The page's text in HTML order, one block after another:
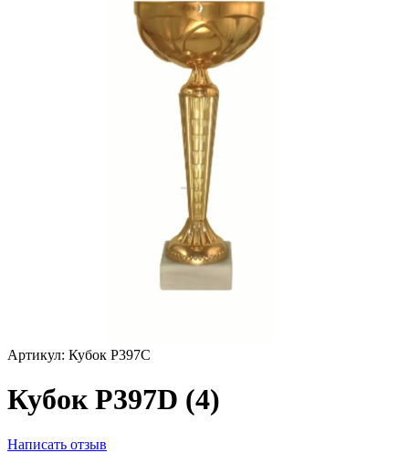
Артикул: Кубок P397C
Кубок P397D (4)
Написать отзыв